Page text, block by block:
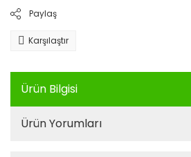
Paylaş
Karşılaştır
Ürün Bilgisi
Ürün Yorumları